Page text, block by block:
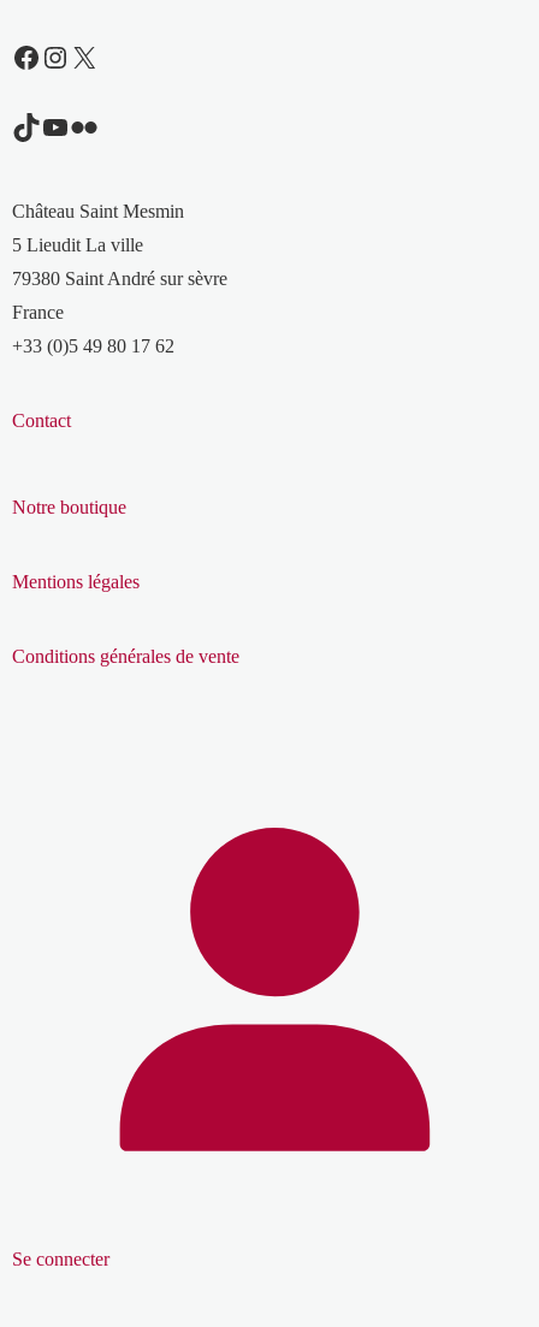
Facebook
Instagram
X
TikTok
YouTube
Flickr
Château Saint Mesmin
5 Lieudit La ville
79380 Saint André sur sèvre
France
+33 (0)5 49 80 17 62
Contact
Notre boutique
Mentions légales
Conditions générales de vente
Se connecter